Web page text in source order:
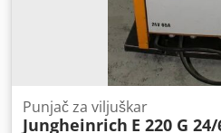
Punjač za viljuškar
Jungheinrich E 220 G